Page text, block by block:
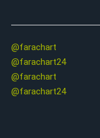
@farachart
@farachart24
@farachart
@farachart24